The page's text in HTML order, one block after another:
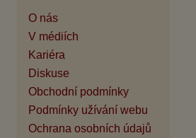
O nás
V médiích
Kariéra
Diskuse
Obchodní podmínky
Podmínky užívání webu
Ochrana osobních údajů